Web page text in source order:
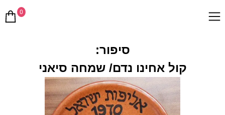
0
סיפור:
קול אחינו נדם/ שמחה סיאני